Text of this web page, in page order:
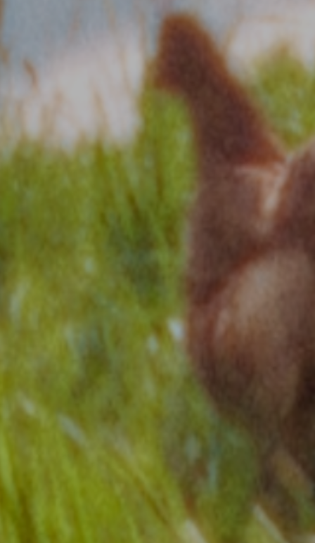
Nous utilisons des cookies pour nous assurer du bon
fonctionnement de notre site et à des fins analytiques. Vous
pouvez changer d'avis à tout moment en cliquant sur l'icône
présente sur chaque page de notre site. En autorisant ces
services tiers, vous acceptez le dépôt et la lecture de
cookies et l'utilisation de technologies de suivi nécessaires